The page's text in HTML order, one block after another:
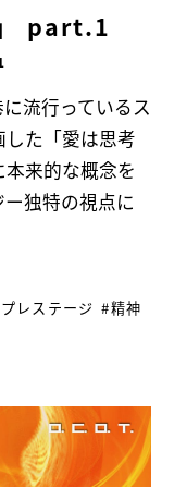
」 part.1
流行っているス
た「愛は思考
来的な概念を
独特の視点に
レステージ #精神